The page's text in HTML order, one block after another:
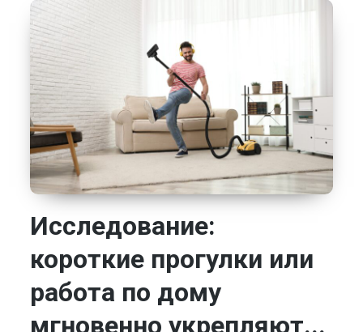
Исследование:
короткие прогулки или
работа по дому
мгновенно укрепляют...